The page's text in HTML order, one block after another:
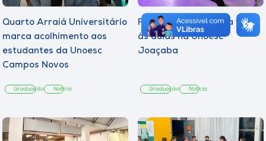
Quarto Arraiá Universitário
marca acolhimento aos
estudantes da Unoesc
Campos Novos
Graduação Notícia
Festa Julina marca a volta
às aulas na Unoesc
Joaçaba
Graduação Notícia